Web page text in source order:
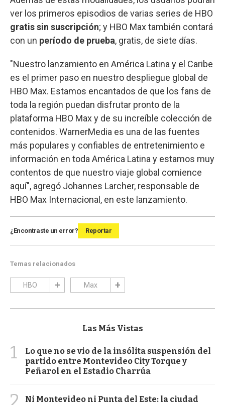
ver los primeros episodios de varias series de HBO
gratis sin suscripción; y HBO Max también contará
con un período de prueba, gratis, de siete días.
"Nuestro lanzamiento en América Latina y el Caribe
es el primer paso en nuestro despliegue global de
HBO Max. Estamos encantados de que los fans de
toda la región puedan disfrutar pronto de la
plataforma HBO Max y de su increíble colección de
contenidos. WarnerMedia es una de las fuentes
más populares y confiables de entretenimiento e
información en toda América Latina y estamos muy
contentos de que nuestro viaje global comience
aquí", agregó Johannes Larcher, responsable de
HBO Max Internacional, en este lanzamiento.
¿Encontraste un error? Reportar
Temas relacionados
HBO Max
Las Más Vistas
1
Lo que no se vio de la insólita suspensión del
partido entre Montevideo City Torque y
Peñarol en el Estadio Charrúa
2
Ni Montevideo ni Punta del Este: la ciudad